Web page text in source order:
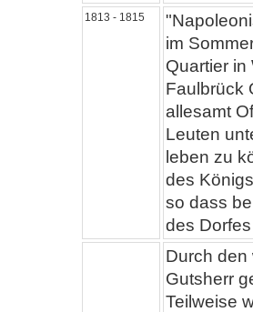
1813 - 1815
im
Quartier in
Faulbrück
allesamt
Leuten
leben zu
des
so dass
des
Durch den
Gutsherr
Teilweise